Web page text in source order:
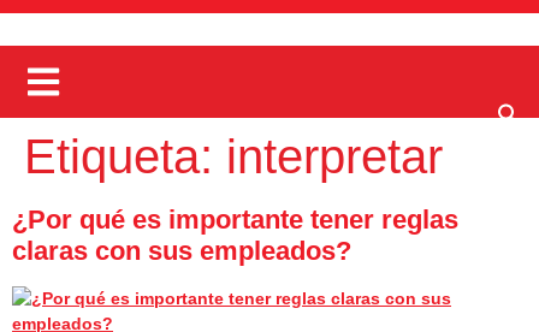
Etiqueta: interpretar
¿Por qué es importante tener reglas
claras con sus empleados?